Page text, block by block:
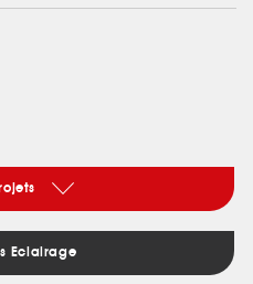
Eclairage